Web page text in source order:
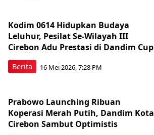
Berita
Kodim 0614 Hidupkan Budaya
Leluhur, Pesilat Se-Wilayah III
Cirebon Adu Prestasi di Dandim Cup
16 Mei 2026, 7:28 PM
Prabowo Launching Ribuan
Koperasi Merah Putih, Dandim Kota
Cirebon Sambut Optimistis